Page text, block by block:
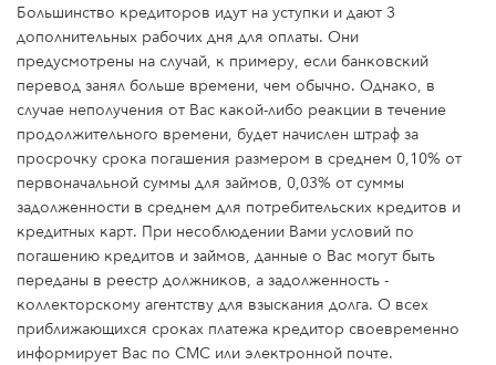
Большинство кредиторов идут на уступки и дают 3
дополнительных рабочих дня для оплаты. Они
предусмотрены на случай, к примеру, если банковский
перевод занял больше времени, чем обычно. Однако, в
случае неполучения от Вас какой-либо реакции в течение
продолжительного времени, будет начислен штраф за
просрочку срока погашения размером в среднем 0,10% от
первоначальной суммы для займов, 0,03% от суммы
задолженности в среднем для потребительских кредитов и
кредитных карт. При несоблюдении Вами условий по
погашению кредитов и займов, данные о Вас могут быть
переданы в реестр должников, а задолженность -
коллекторскому агентству для взыскания долга. О всех
приближающихся сроках платежа кредитор своевременно
информирует Вас по СМС или электронной почте.